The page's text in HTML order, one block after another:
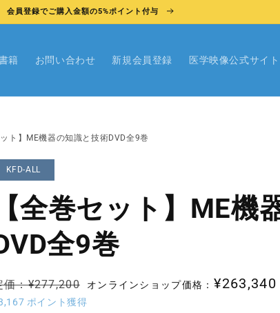
会員登録でご購入金額の5%ポイント付与
籍 お問い合わせ 新規会員登録 医学映像公式サイト
ット】ME機器の知識と技術DVD全9巻
KFD-ALL
【全巻セット】ME機
全9巻
価：¥277,200 オンラインショップ価格： ¥263,340
ポイント獲得